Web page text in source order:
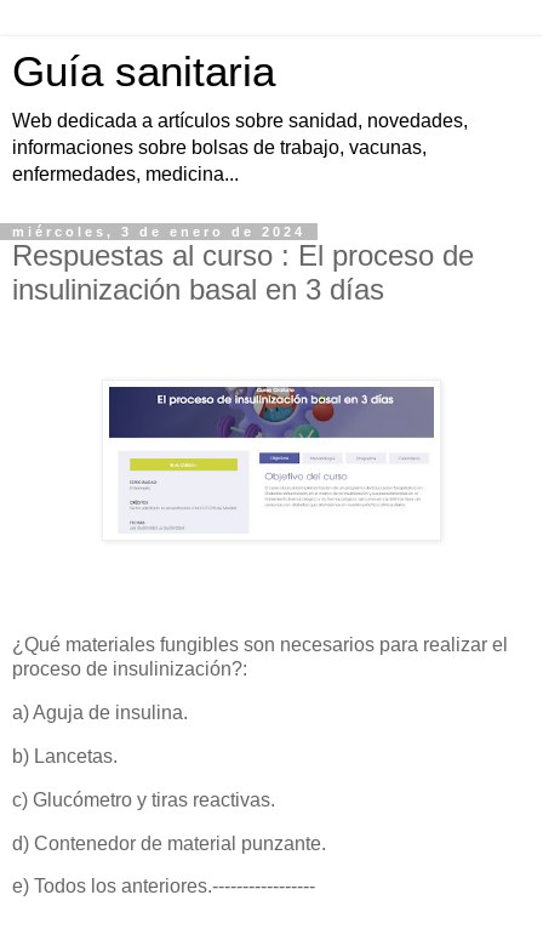
Guía sanitaria
Web dedicada a artículos sobre sanidad, novedades,
informaciones sobre bolsas de trabajo, vacunas,
enfermedades, medicina...
miércoles, 3 de enero de 2024
Respuestas al curso : El proceso de
insulinización basal en 3 días
¿Qué materiales fungibles son necesarios para realizar el
proceso de insulinización?:
a) Aguja de insulina.
b) Lancetas.
c) Glucómetro y tiras reactivas.
d) Contenedor de material punzante.
e) Todos los anteriores.-----------------